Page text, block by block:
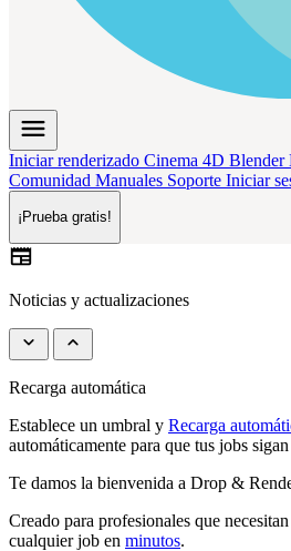
menu
Iniciar renderizado Cinema 4D Blender
Comunidad Manuales Soporte Iniciar
¡Prueba gratis!
newspaper
Noticias y actualizaciones
keyboard_arrow_down keyboard_arrow_up
Nueva aplicación Monitor para iOS
Monitoriza tus render en directo desde
la nueva appy no te pierdas ningún
Houdini Render Farm Pipeline
Envía y gestiona jobs sin salir de tu
HDAnativo, creado con SideFX.